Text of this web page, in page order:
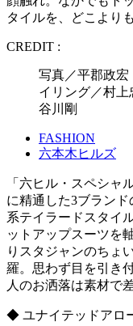
タイルを、どこより
CREDIT :
写真／平郡政
イリング／村
谷川剛
FASHION
六本木ヒルズ
「六ヒル・スペシャ
に精通した3ブラン
系テイラードスタイ
ットアップスーツを
りスタジャンのちょ
羅。思わず目を引き
人のお洒落は素材で
◆ ユナイテッドアロ